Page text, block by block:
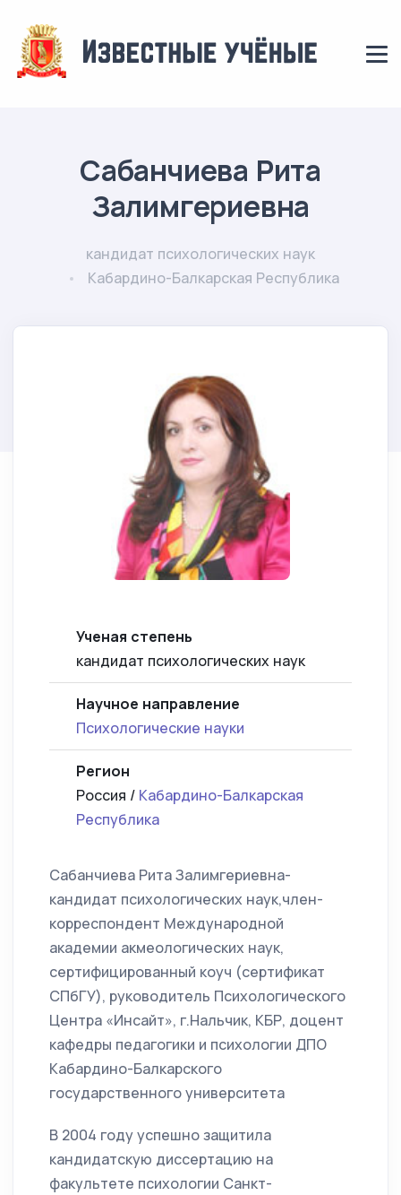
Сабанчиева Рита
Залимгериевна
кандидат психологических наук
Кабардино-Балкарская Республика
Ученая степень
кандидат психологических наук
Научное направление
Психологические науки
Регион
Россия / Кабардино-Балкарская
Республика
Сабанчиева Рита Залимгериевна-
кандидат психологических наук,член-
корреспондент Международной
академии акмеологических наук,
сертифицированный коуч (сертификат
СПбГУ), руководитель Психологического
Центра «Инсайт», г.Нальчик, КБР, доцент
кафедры педагогики и психологии ДПО
Кабардино-Балкарского
государственного университета
В 2004 году успешно защитила
кандидатскую диссертацию на
факультете психологии Санкт-